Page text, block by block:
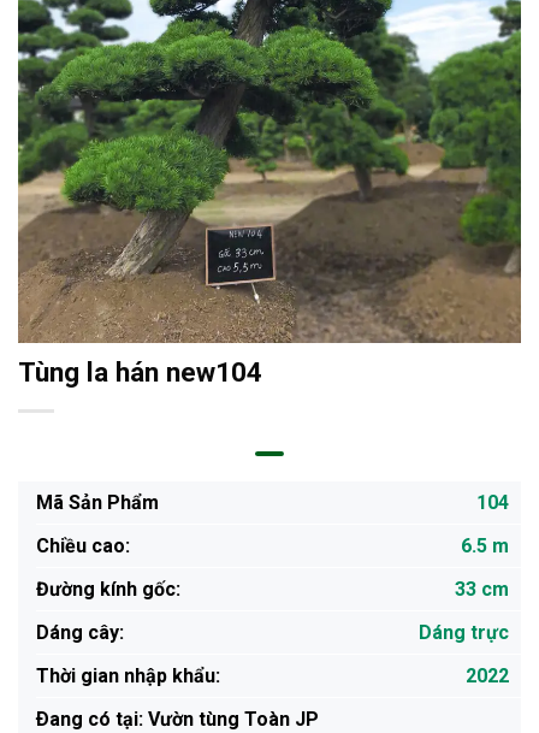
Tùng la hán new104
Mã Sản Phẩm
104
Chiều cao:
6.5 m
Đường kính gốc:
33 cm
Dáng cây:
Dáng trực
Thời gian nhập khẩu:
2022
Ðang có tại: Vườn tùng Toàn JP